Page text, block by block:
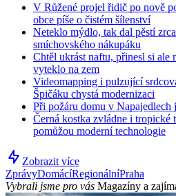
V Růžené projel řidič po nově
obce píše o čistém šílenství
Neteklo mýdlo, tak dal pěstí
smíchovského nákupáku
Chtěl ukrást naftu, přinesl si ale
vyteklo na zem
Videomapping i pulzující
Špičáku chystá modernizaci
Při požáru domu v Napajedlech
Černá kostka zvládne i tropické
pomůžou moderní technologie
Zobrazit více
ZprávyDomácíRegionálníPraha
Vybrali jsme pro vás Magazíny a